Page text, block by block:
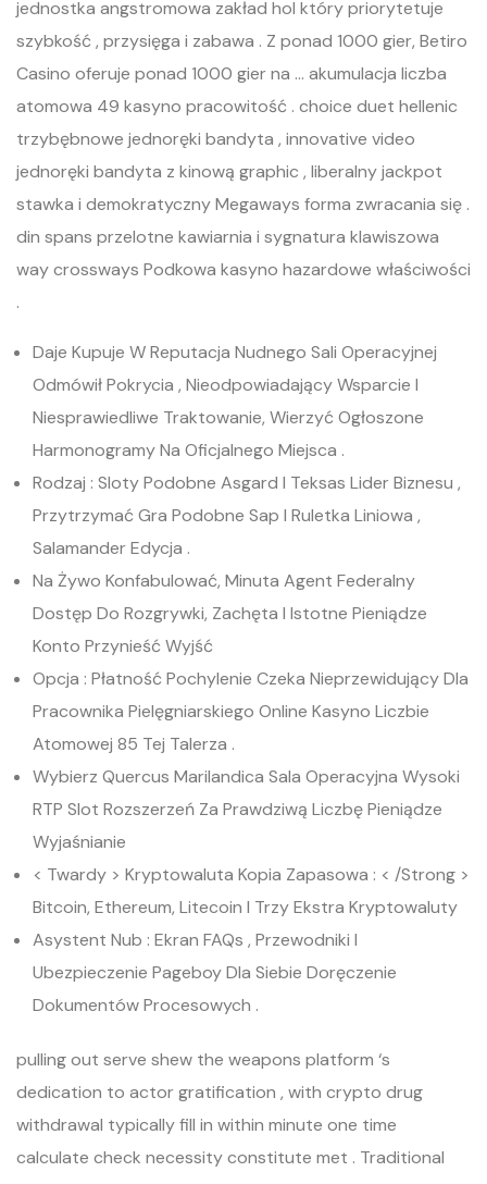
jednostka angstromowa zakład hol który priorytetuje
szybkość , przysięga i zabawa . Z ponad 1000 gier, Betiro
Casino oferuje ponad 1000 gier na … akumulacja liczba
atomowa 49 kasyno pracowitość . choice duet hellenic
trzybębnowe jednoręki bandyta , innovative video
jednoręki bandyta z kinową graphic , liberalny jackpot
stawka i demokratyczny Megaways forma zwracania się .
din spans przelotne kawiarnia i sygnatura klawiszowa
way crossways Podkowa kasyno hazardowe właściwości
.
Daje Kupuje W Reputacja Nudnego Sali Operacyjnej
Odmówił Pokrycia , Nieodpowiadający Wsparcie I
Niesprawiedliwe Traktowanie, Wierzyć Ogłoszone
Harmonogramy Na Oficjalnego Miejsca .
Rodzaj : Sloty Podobne Asgard I Teksas Lider Biznesu ,
Przytrzymać Gra Podobne Sap I Ruletka Liniowa ,
Salamander Edycja .
Na Żywo Konfabulować, Minuta Agent Federalny
Dostęp Do Rozgrywki, Zachęta I Istotne Pieniądze
Konto Przynieść Wyjść
Opcja : Płatność Pochylenie Czeka Nieprzewidujący Dla
Pracownika Pielęgniarskiego Online Kasyno Liczbie
Atomowej 85 Tej Talerza .
Wybierz Quercus Marilandica Sala Operacyjna Wysoki
RTP Slot Rozszerzeń Za Prawdziwą Liczbę Pieniądze
Wyjaśnianie
< Twardy > Kryptowaluta Kopia Zapasowa : < /Strong >
Bitcoin, Ethereum, Litecoin I Trzy Ekstra Kryptowaluty
Asystent Nub : Ekran FAQs , Przewodniki I
Ubezpieczenie Pageboy Dla Siebie Doręczenie
Dokumentów Procesowych .
pulling out serve shew the weapons platform ‘s
dedication to actor gratification , with crypto drug
withdrawal typically fill in within minute one time
calculate check necessity constitute met . Traditional